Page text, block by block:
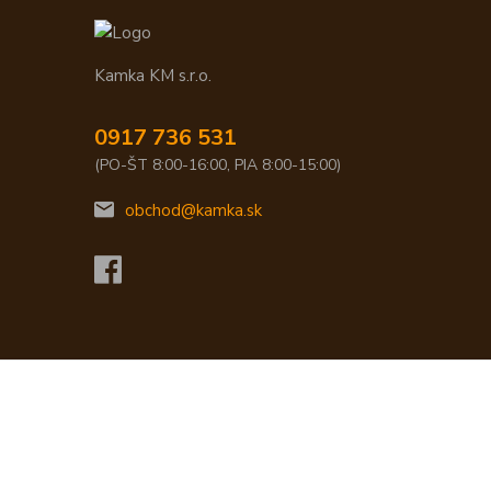
Kamka KM s.r.o.
0917 736 531
(PO-ŠT 8:00-16:00, PIA 8:00-15:00)
obchod@kamka.sk